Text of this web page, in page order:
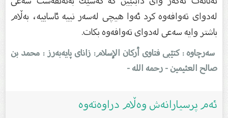
لەدواى تەوافەوە كرد ئەوا هیچی لەسەر نییە ئاساییە، بەڵام
باشتر وایە سەعى لەدواى تەوافەوە بكات.
سەرچاوە : کتێبی فتاوى أرکان الإسلام: زاناى پایەبەرز : محمد بن
صالح العثیمین - رحمه الله-
ئەم پرسیارانەش وەڵام دراوەتەوە